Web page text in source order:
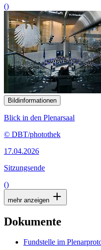
()
Bildinformationen
Blick in den Plenarsaal
© DBT/photothek
17.04.2026
Sitzungsende
()
mehr anzeigen
Dokumente
Fundstelle im